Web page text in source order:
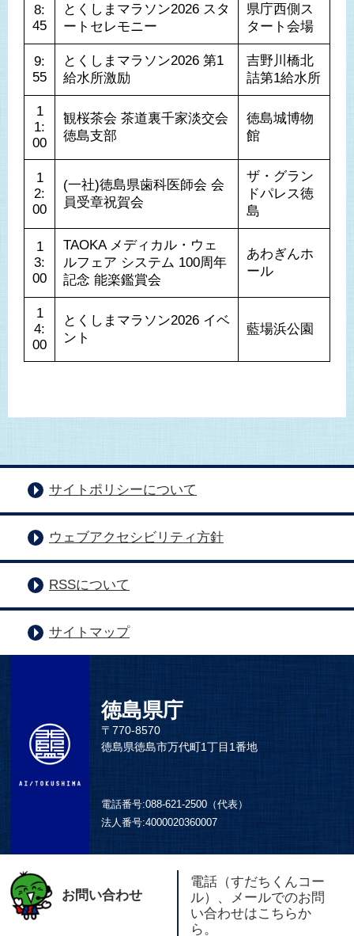
8:
45
とくしまマラソン2026 スタ
ートセレモニー
県庁西側ス
タート会場
9:
55
とくしまマラソン2026 第1
給水所激励
吉野川橋北
詰第1給水所
1
1:
00
観桜茶会 茶道裏千家淡交会
徳島支部
徳島城博物
館
1
2:
00
(一社)徳島県歯科医師会 会
員受章祝賀会
ザ・グラン
ドパレス徳
島
1
3:
00
TAOKA メディカル・ウェ
ルフェア システム 100周年
記念 能楽鑑賞会
あわぎんホ
ール
1
4:
00
とくしまマラソン2026 イベ
ント
藍場浜公園
サイトポリシーについて
ウェブアクセシビリティ方針
RSSについて
サイトマップ
徳島県庁
〒770-8570
徳島県徳島市万代町1丁目1番地
電話番号:088-621-2500（代表）
法人番号:4000020360007
お問い合わせ
電話（すだちくんコー
ル）、メールでのお問
い合わせはこちらか
ら。